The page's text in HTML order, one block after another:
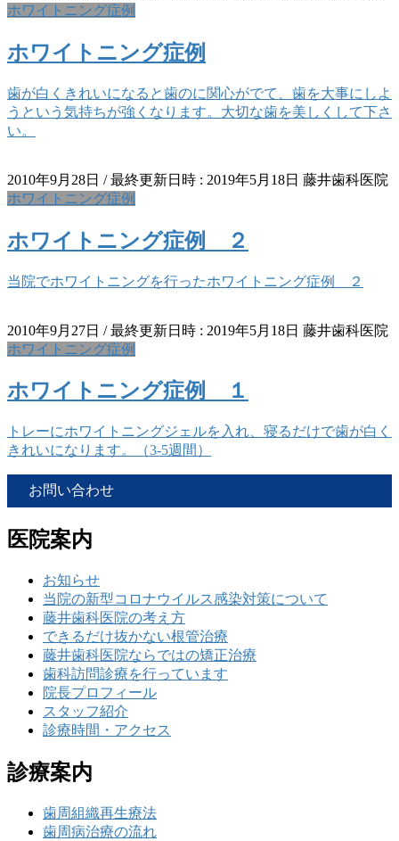
ホワイトニング症例
ホワイトニング症例
歯が白くきれいになると歯のに関心がでて、歯を大事にしよ
うという気持ちが強くなります。大切な歯を美しくして下さ
い。
2010年9月28日 / 最終更新日時 : 2019年5月18日 藤井歯科医院
ホワイトニング症例
ホワイトニング症例 ２
当院でホワイトニングを行ったホワイトニング症例 ２
2010年9月27日 / 最終更新日時 : 2019年5月18日 藤井歯科医院
ホワイトニング症例
ホワイトニング症例 １
トレーにホワイトニングジェルを入れ、寝るだけで歯が白く
きれいになります。（3-5週間）
お問い合わせ
医院案内
お知らせ
当院の新型コロナウイルス感染対策について
藤井歯科医院の考え方
できるだけ抜かない根管治療
藤井歯科医院ならではの矯正治療
歯科訪問診療を行っています
院長プロフィール
スタッフ紹介
診療時間・アクセス
診療案内
歯周組織再生療法
歯周病治療の流れ